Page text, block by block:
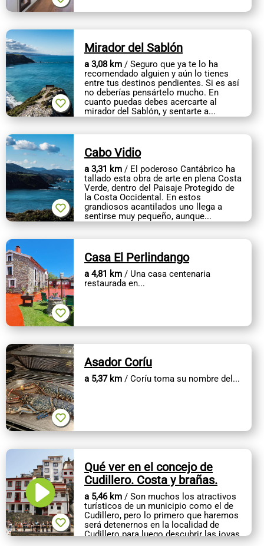
Mirador del Sablón
a 3,08 km / Seguro que ya te lo ha
recomendado alguien y aún lo tienes
entre tus destinos pendientes. Si es así
no deberías pensártelo mucho. En
cuanto puedas debes acercarte al
mirador del Sablón, y sentarte a...
Cabo Vidio
a 3,31 km / El poderoso Cantábrico ha
tallado esta obra de arte en plena Costa
Verde, dentro del Paisaje Protegido de
la Costa Occidental. En estos
grandiosos acantilados uno llega a
sentirse muy pequeño, aunque...
Casa El Perlindango
a 4,81 km / Una casa centenaria
restaurada en...
Asador Coríu
a 5,37 km / Coríu toma su nombre del...
Qué ver en el concejo de
Cudillero. Costa y brañas.
a 5,46 km / Son muchos los atractivos
turísticos de un municipio como el de
Cudillero, pero lo primero que haremos
será detenernos en la localidad de
Cudillero para luego descubrir las joyas